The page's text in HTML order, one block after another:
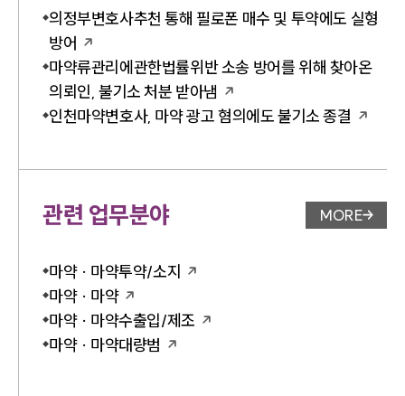
의정부변호사추천 통해 필로폰 매수 및 투약에도 실형
방어
마약류관리에관한법률위반 소송 방어를 위해 찾아온
의뢰인, 불기소 처분 받아냄
인천마약변호사, 마약 광고 혐의에도 불기소 종결
관련 업무분야 업무분야
MORE
마약 · 마약투약/소지
마약 · 마약
마약 · 마약수출입/제조
마약 · 마약대량범